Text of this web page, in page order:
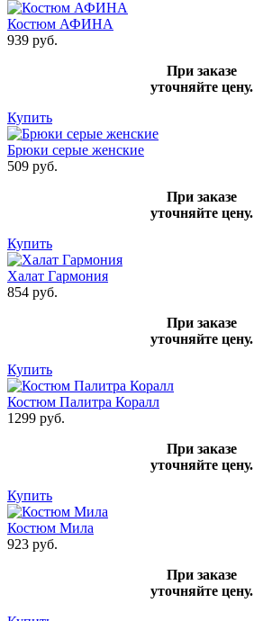
Костюм АФИНА
939 руб.
При заказе
уточняйте цену.
Купить
Брюки серые женские
509 руб.
При заказе
уточняйте цену.
Купить
Халат Гармония
854 руб.
При заказе
уточняйте цену.
Купить
Костюм Палитра Коралл
1299 руб.
При заказе
уточняйте цену.
Купить
Костюм Мила
923 руб.
При заказе
уточняйте цену.